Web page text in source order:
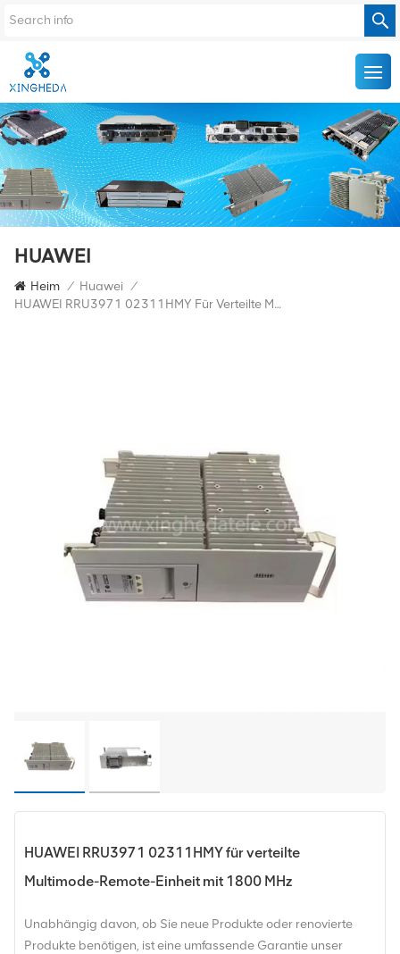
HUAWEI
Heim / Huawei /
HUAWEI RRU3971 02311HMY Für Verteilte Multimode-Remote-Einheit Mit 1800 MHz
HUAWEI RRU3971 02311HMY für verteilte
Multimode-Remote-Einheit mit 1800 MHz
Unabhängig davon, ob Sie neue Produkte oder renovierte
Produkte benötigen, ist eine umfassende Garantie unser